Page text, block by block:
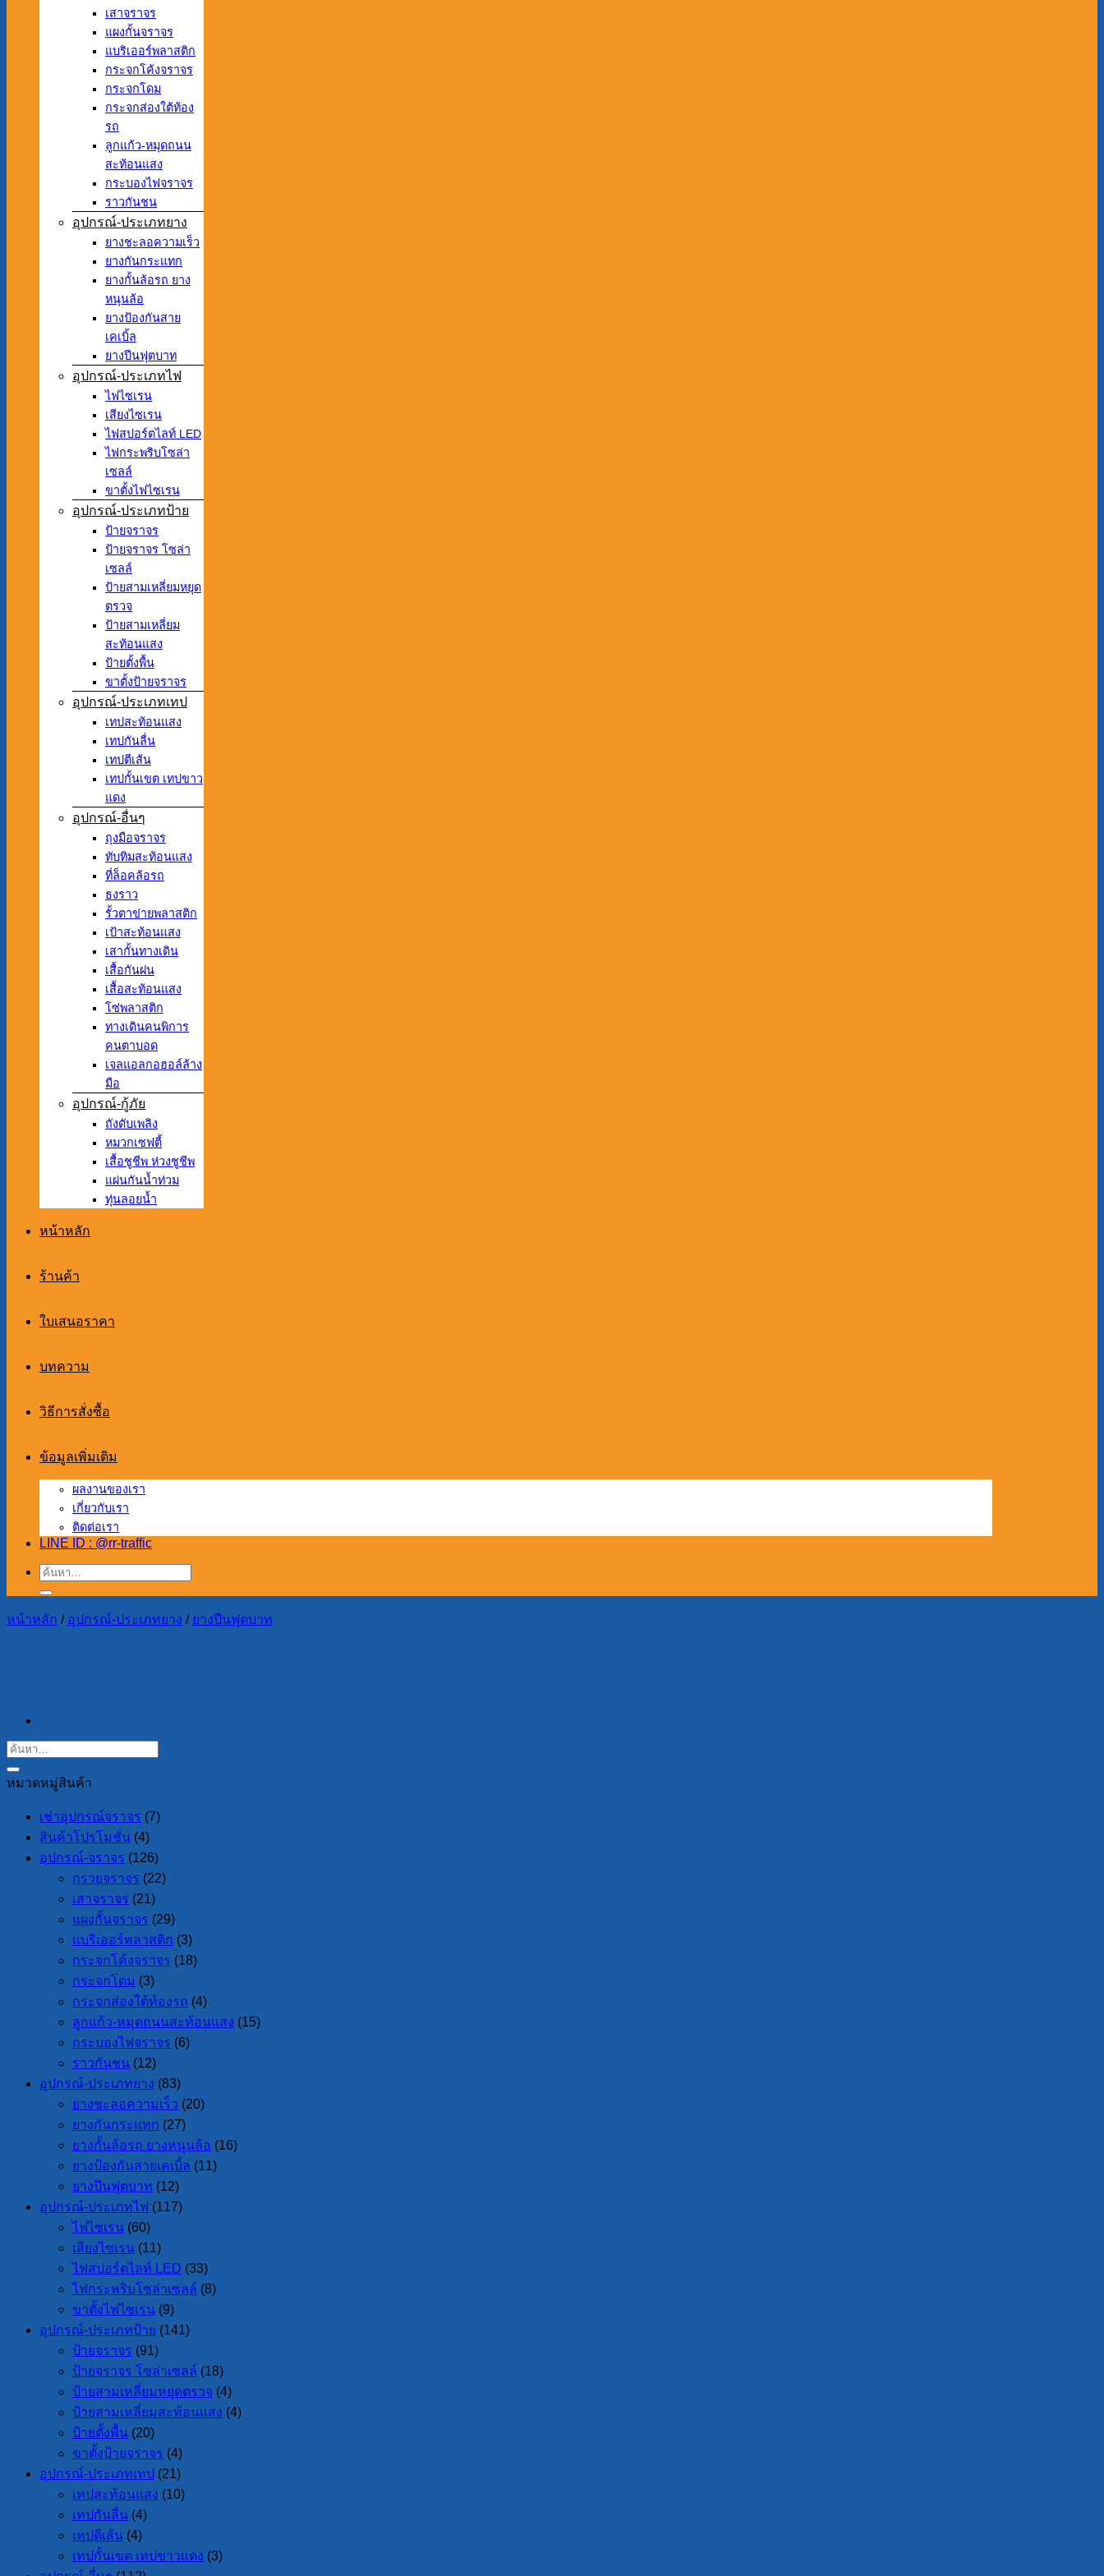
เสาจราจร
แผงกั้นจราจร
แบริเออร์พลาสติก
กระจกโค้งจราจร
กระจกโดม
กระจกส่องใต้ท้อง
รถ
ลูกแก้ว-หมุดถนน
สะท้อนแสง
กระบองไฟจราจร
ราวกันชน
อุปกรณ์-ประเภทยาง
ยางชะลอความเร็ว
ยางกันกระแทก
ยางกั้นล้อรถ ยาง
หนุนล้อ
ยางป้องกันสาย
เคเบิ้ล
ยางปีนฟุตบาท
อุปกรณ์-ประเภทไฟ
ไฟไซเรน
เสียงไซเรน
ไฟสปอร์ตไลท์ LED
ไฟกระพริบโซล่า
เซลล์
ขาตั้งไฟไซเรน
อุปกรณ์-ประเภทป้าย
ป้ายจราจร
ป้ายจราจร โซล่า
เซลล์
ป้ายสามเหลี่ยมหยุด
ตรวจ
ป้ายสามเหลี่ยม
สะท้อนแสง
ป้ายตั้งพื้น
ขาตั้งป้ายจราจร
อุปกรณ์-ประเภทเทป
เทปสะท้อนแสง
เทปกันลื่น
เทปตีเส้น
เทปกั้นเขต เทปขาว
แดง
อุปกรณ์-อื่นๆ
ถุงมือจราจร
ทับทิมสะท้อนแสง
ที่ล็อคล้อรถ
ธงราว
รั้วตาข่ายพลาสติก
เป้าสะท้อนแสง
เสากั้นทางเดิน
เสื้อกันฝน
เสื้อสะท้อนแสง
โซ่พลาสติก
ทางเดินคนพิการ
คนตาบอด
เจลแอลกอฮอล์ล้าง
มือ
อุปกรณ์-กู้ภัย
ถังดับเพลิง
หมวกเซฟตี้
เสื้อชูชีพ ห่วงชูชีพ
แผ่นกันน้ำท่วม
ทุ่นลอยน้ำ
หน้าหลัก
ร้านค้า
ใบเสนอราคา
บทความ
วิธีการสั่งซื้อ
ข้อมูลเพิ่มเติม
ผลงานของเรา
เกี่ยวกับเรา
ติดต่อเรา
LINE ID : @rr-traffic
ค้นหา:
หน้าหลัก / อุปกรณ์-ประเภทยาง / ยางปีนฟุตบาท
หมวดหมู่สินค้า
เช่าอุปกรณ์จราจร (7)
สินค้าโปรโมชั่น (4)
อุปกรณ์-จราจร (126)
กรวยจราจร (22)
เสาจราจร (21)
แผงกั้นจราจร (29)
แบริเออร์พลาสติก (3)
กระจกโค้งจราจร (18)
กระจกโดม (3)
กระจกส่องใต้ท้องรถ (4)
ลูกแก้ว-หมุดถนนสะท้อนแสง (15)
กระบองไฟจราจร (6)
ราวกันชน (12)
อุปกรณ์-ประเภทยาง (83)
ยางชะลอความเร็ว (20)
ยางกันกระแทก (27)
ยางกั้นล้อรถ ยางหนุนล้อ (16)
ยางป้องกันสายเคเบิ้ล (11)
ยางปีนฟุตบาท (12)
อุปกรณ์-ประเภทไฟ (117)
ไฟไซเรน (60)
เสียงไซเรน (11)
ไฟสปอร์ตไลท์ LED (33)
ไฟกระพริบโซล่าเซลล์ (8)
ขาตั้งไฟไซเรน (9)
อุปกรณ์-ประเภทป้าย (141)
ป้ายจราจร (91)
ป้ายจราจร โซล่าเซลล์ (18)
ป้ายสามเหลี่ยมหยุดตรวจ (4)
ป้ายสามเหลี่ยมสะท้อนแสง (4)
ป้ายตั้งพื้น (20)
ขาตั้งป้ายจราจร (4)
อุปกรณ์-ประเภทเทป
(21)
เทปสะท้อนแสง (10)
เทปกันลื่น (4)
เทปตีเส้น (4)
เทปกั้นเขต เทปขาวแดง (3)